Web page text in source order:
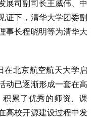
展司副司长王威伟、中
证下，清华大学团委副
事长程晓明等为清华大
在北京航空航天大学启
动已逐渐形成一套在高
累了优秀的师资、课
高校开源建设过程中发